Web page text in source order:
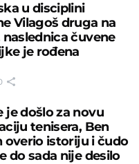
u disciplini
Vilagoš druga na
čuvene
je rođena
je došlo za novu
tenisera, Ben
overio istoriju i čudo
do sada nije desilo